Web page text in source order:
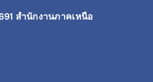
สำนักงานภาคเหนือ